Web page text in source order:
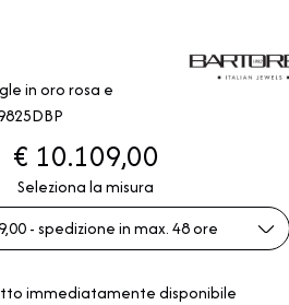
in oro rosa e
€ 10.109,00
Seleziona la misura
- spedizione in max. 48 ore
immediatamente disponibile